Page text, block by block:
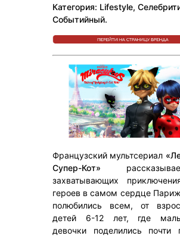
Категория: Lifestyle,
Событийный.
Французский мультсериал
Супер-Кот»
захватывающих
героев в самом сердце
полюбились всем, от
детей 6-12 лет, где
девочки поделились почти